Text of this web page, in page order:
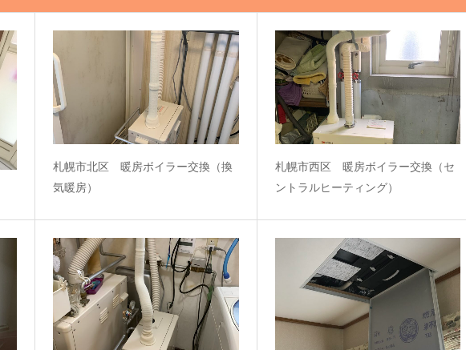
札幌市北区 暖房ボイラー交換（換
気暖房）
札幌市西区 暖房ボイラー交換（セ
ントラルヒーティング）